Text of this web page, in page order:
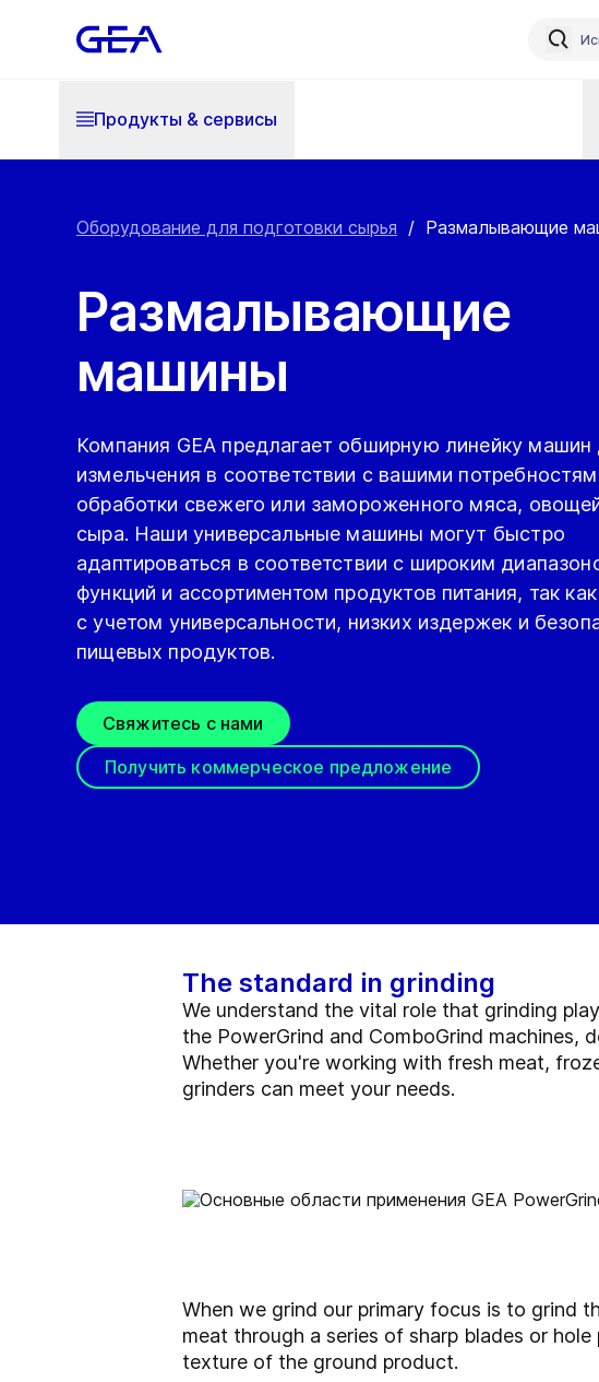
Продукты & cервисы
Оборудование для подготовки сырья / Размалывающие
Размалывающие
машины
Компания GEA предлагает обширную линейку машин
измельчения в соответствии с вашими
обработки свежего или замороженного мяса,
сыра. Наши универсальные машины могут быстро
адаптироваться в соответствии с широким
функций и ассортиментом продуктов питания, так
с учетом универсальности, низких издержек и
пищевых продуктов.
Свяжитесь с нами
Получить коммерческое предложение
The standard in grinding
We understand the vital role that grinding
the PowerGrind and ComboGrind machines,
Whether you're working with fresh meat,
grinders can meet your needs.
When we grind our primary focus is to grind
meat through a series of sharp blades or
texture of the ground product.